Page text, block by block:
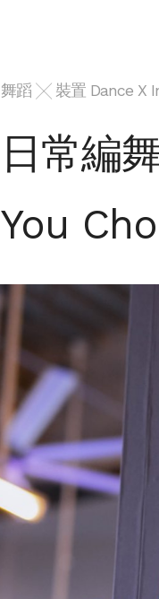
舞蹈 ╳ 裝置 Dance X
日常編
You